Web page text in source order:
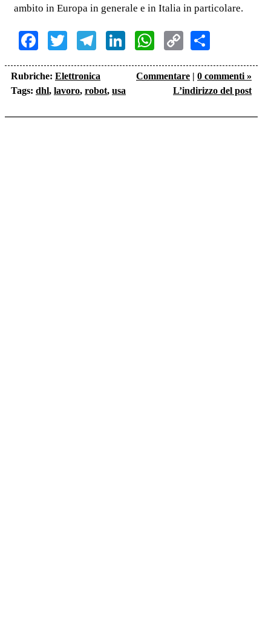
ambito in Europa in generale e in Italia in particolare.
Facebook
TwitterTelegram
LinkedInWhatsApp
Copy
Link
Rubriche: Elettronica
Tags: dhl, lavoro, robot, usa
Commentare | 0 commenti »
L’indirizzo del post